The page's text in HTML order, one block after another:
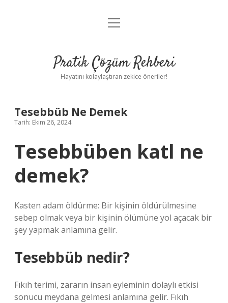
Anasayfa
Yasal Uyarı
menüyü
Pratik Çözüm Rehberi
Hayatını kolaylaştıran zekice öneriler!
Tesebbüb Ne Demek
Tarih: Ekim 26, 2024
Tesebbüben katl ne
demek?
Kasten adam öldürme: Bir kişinin öldürülmesine
sebep olmak veya bir kişinin ölümüne yol açacak bir
şey yapmak anlamına gelir.
Tesebbüb nedir?
Fıkıh terimi, zararın insan eyleminin dolaylı etkisi
sonucu meydana gelmesi anlamına gelir. Fıkıh